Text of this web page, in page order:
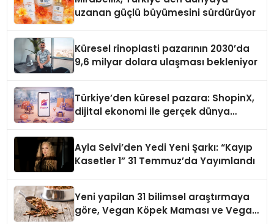
uzanan güçlü büyümesini sürdürüyor
Küresel rinoplasti pazarının 2030’da
9,6 milyar dolara ulaşması bekleniyor
Türkiye’den küresel pazara: ShopinX,
dijital ekonomi ile gerçek dünya
Ayla Selvi’den Yedi Yeni Şarkı: “Kayıp
Kasetler 1” 31 Temmuz’da Yayımlandı
Yeni yapilan 31 bilimsel araştırmaya
göre, Vegan Köpek Maması ve Vegan